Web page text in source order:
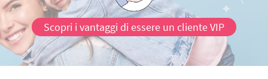
Scopri i vantaggi di essere un cliente VIP